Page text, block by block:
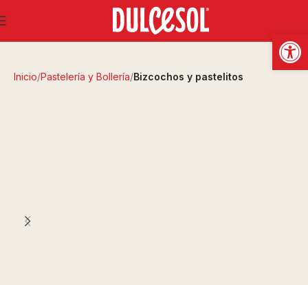
Inicio Pastelería y Bollería Bizcochos y pastelitos